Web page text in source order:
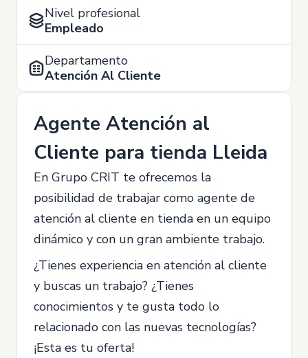
Nivel profesional
Empleado
Departamento
Atención Al Cliente
Agente Atención al
Cliente para tienda Lleida
En Grupo CRIT te ofrecemos la
posibilidad de trabajar como agente de
atención al cliente en tienda en un equipo
dinámico y con un gran ambiente trabajo.
¿Tienes experiencia en atención al cliente
y buscas un trabajo? ¿Tienes
conocimientos y te gusta todo lo
relacionado con las nuevas tecnologías?
¡Esta es tu oferta!